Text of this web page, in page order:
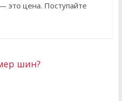
это цена. Поступайте
шин?